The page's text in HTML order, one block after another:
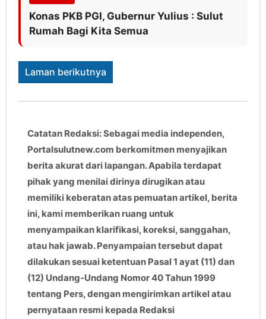
Konas PKB PGI, Gubernur Yulius : Sulut
Rumah Bagi Kita Semua
Laman berikutnya
Catatan Redaksi: Sebagai media independen,
Portalsulutnew.com berkomitmen menyajikan
berita akurat dari lapangan. Apabila terdapat
pihak yang menilai dirinya dirugikan atau
memiliki keberatan atas pemuatan artikel, berita
ini, kami memberikan ruang untuk
menyampaikan klarifikasi, koreksi, sanggahan,
atau hak jawab. Penyampaian tersebut dapat
dilakukan sesuai ketentuan Pasal 1 ayat (11) dan
(12) Undang-Undang Nomor 40 Tahun 1999
tentang Pers, dengan mengirimkan artikel atau
pernyataan resmi kepada Redaksi